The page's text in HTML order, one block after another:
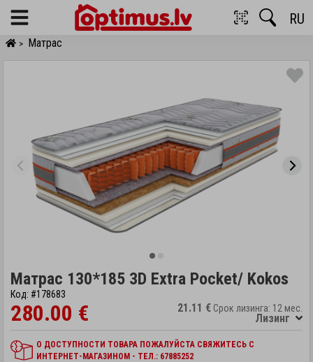
Menu RU
> Матрас
Матрас 130*185 3D Extra Pocket/ Kokos
Код: #178683
280.00 € 21.11 € Срок лизинга: 12 мес.
Лизинг
О ДОСТУПНОСТИ ТОВАРА ПОЖАЛУЙСТА СВЯЖИТЕСЬ С
ИНТЕРНЕТ-МАГАЗИНОМ - ТЕЛ.: 67885252